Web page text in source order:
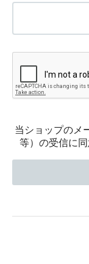
当ショップのメ
等）の受信に